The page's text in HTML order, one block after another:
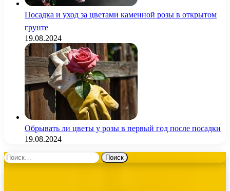
Посадка и уход за цветами каменной розы в открытом
грунте
19.08.2024
Обрывать ли цветы у розы в первый год после посадки
19.08.2024
Найти: